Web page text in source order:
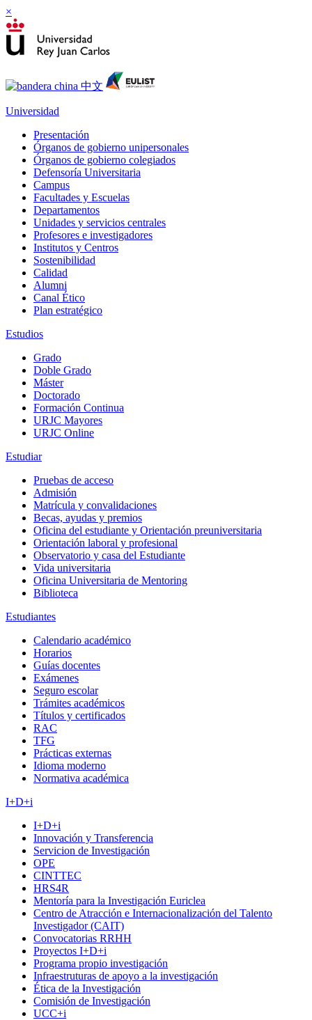
×
Universidad
Presentación
Órganos de gobierno unipersonales
Órganos de gobierno colegiados
Defensoría Universitaria
Campus
Facultades y Escuelas
Departamentos
Unidades y servicios centrales
Profesores e investigadores
Institutos y Centros
Sostenibilidad
Calidad
Alumni
Canal Ético
Plan estratégico
Estudios
Grado
Doble Grado
Máster
Doctorado
Formación Continua
URJC Mayores
URJC Online
Estudiar
Pruebas de acceso
Admisión
Matrícula y convalidaciones
Becas, ayudas y premios
Oficina del estudiante y Orientación preuniversitaria
Orientación laboral y profesional
Observatorio y casa del Estudiante
Vida universitaria
Oficina Universitaria de Mentoring
Biblioteca
Estudiantes
Calendario académico
Horarios
Guías docentes
Exámenes
Seguro escolar
Trámites académicos
Títulos y certificados
RAC
TFG
Prácticas externas
Idioma moderno
Normativa académica
I+D+i
I+D+i
Innovación y Transferencia
Servicion de Investigación
OPE
CINTTEC
HRS4R
Mentoría para la Investigación Euriclea
Centro de Atracción e Internacionalización del Talento
Investigador (CAIT)
Convocatorias RRHH
Proyectos I+D+i
Programa propio investigación
Infraestruturas de apoyo a la investigación
Ética de la Investigación
Comisión de Investigación
UCC+i